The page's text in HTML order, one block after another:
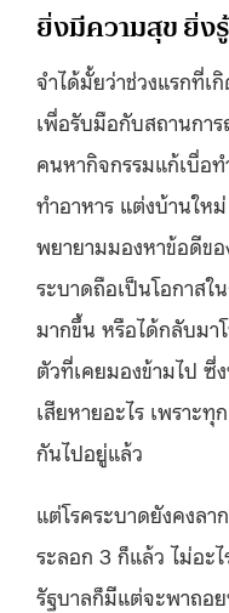
ยิ่งมีความสุข ยิ่
จำได้มั้ยว่าช่วงแรกที่เ
เพื่อรับมือกับสถานกา
คนหากิจกรรมแก้เบื่อท
ทำอาหาร แต่งบ้านให
พยายามมองหาข้อดีขอ
ระบาดถือเป็นโอกาสใ
มากขึ้น หรือได้กลับมา
ตัวที่เคยมองข้ามไป ซึ่
เสียหายอะไร เพราะ
กันไปอยู่แล้ว
แต่โรคระบาดยังคงลา
ระลอก 3 ก็แล้ว ไม่อะ
รัฐบาลก็มีแต่จะพาถอย